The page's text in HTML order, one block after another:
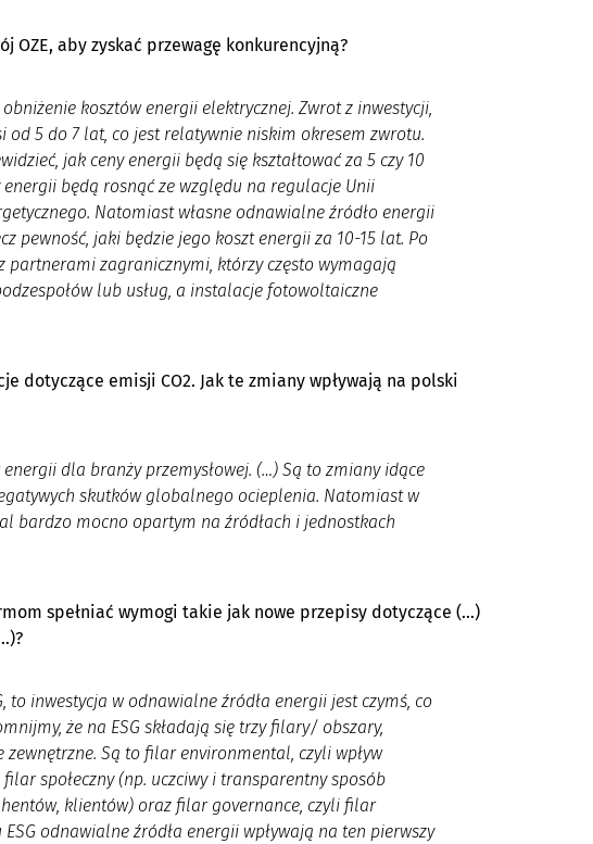
OZE, aby zyskać przewagę konkurencyjną?
kosztów energii elektrycznej. Zwrot z inwestycji,
od 5 do 7 lat, co jest relatywnie niskim okresem zwrotu.
jak ceny energii będą się kształtować za 5 czy 10
będą rosnąć ze względu na regulacje Unii
Natomiast własne odnawialne źródło energii
pewność, jaki będzie jego koszt energii za 10-15 lat. Po
partnerami zagranicznymi, którzy często wymagają
lub usług, a instalacje fotowoltaiczne
dotyczące emisji CO2. Jak te zmiany wpływają na polski
dla branży przemysłowej. (…) Są to zmiany idące
skutków globalnego ocieplenia. Natomiast w
bardzo mocno opartym na źródłach i jednostkach
spełniać wymogi takie jak nowe przepisy dotyczące (…)
to inwestycja w odnawialne źródła energii jest czymś, co
że na ESG składają się trzy filary/ obszary,
Są to filar environmental, czyli wpływ
społeczny (np. uczciwy i transparentny sposób
klientów) oraz filar governance, czyli filar
odnawialne źródła energii wpływają na ten pierwszy